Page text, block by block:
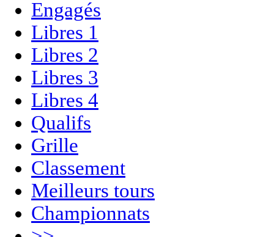
Engagés
Libres 1
Libres 2
Libres 3
Libres 4
Qualifs
Grille
Classement
Meilleurs tours
Championnats